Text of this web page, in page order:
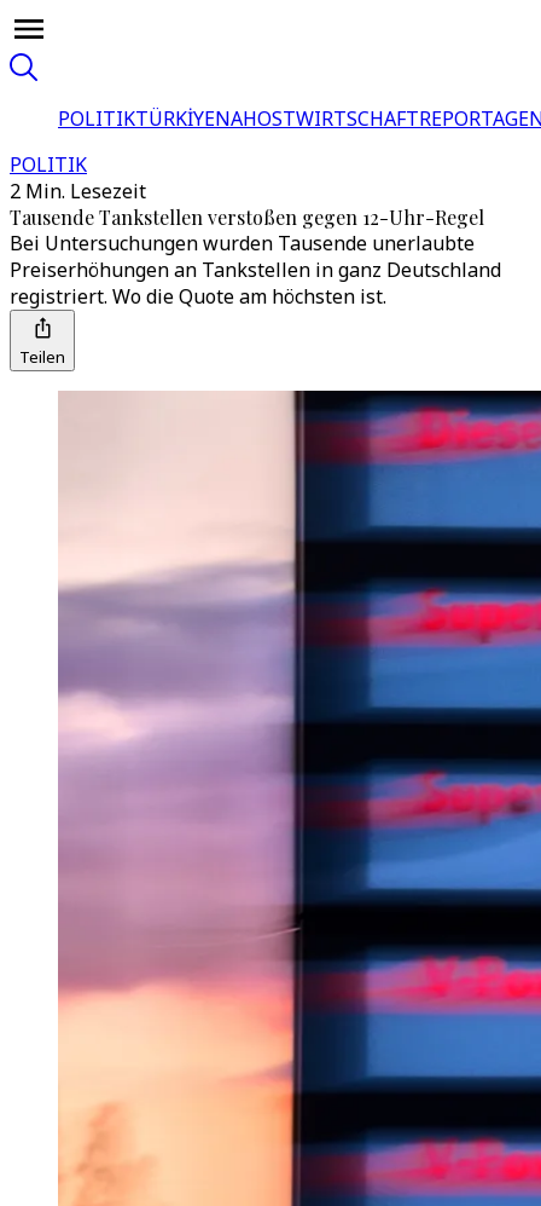
POLITIKTÜRKİYENAHOSTWIRTSCHAFT
POLITIK
2 Min. Lesezeit
Tausende Tankstellen verstoßen gegen 12-Uhr-Regel
Bei Untersuchungen wurden Tausende unerlaubte
Preiserhöhungen an Tankstellen in ganz Deutschland
registriert. Wo die Quote am höchsten ist.
Teilen